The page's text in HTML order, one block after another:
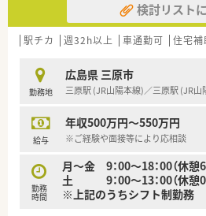
【法人特徴について】
■全国に460店舗以上を展開する
業が運営する安定した法人です。
ーズを大切にした運営を行っていま
■安定した経営基盤のもと、調剤
貢献を追求し続けている企業です。
【求人情報について】
■正社員としての採用で、これま
■借上社宅制度や住宅手当など、
福利厚生制度が整っています。
■産前産後休暇や育児休業の取得
検討リスト
駅チカ 週32h以上 車通勤可 住宅補
勤務地
広島県 三原市
三原駅 (JR山陽本線)／三原駅 (JR
給与
年収500万円～550万円
※ご経験や面接等により応相談
勤務
時間
月～金 9：00～18：00（休憩
土 9：00～13：00（休憩
※上記のうちシフト制勤務